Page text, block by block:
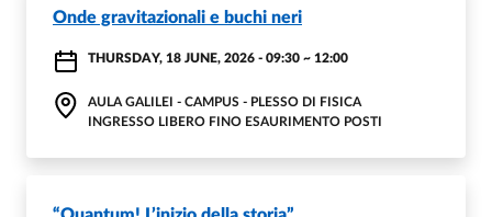
Onde gravitazionali e buchi neri
THURSDAY, 18 JUNE, 2026 - 09:30 ~ 12:00
AULA GALILEI - CAMPUS - PLESSO DI FISICA
INGRESSO LIBERO FINO ESAURIMENTO POSTI